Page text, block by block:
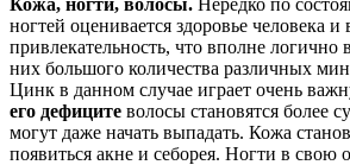
ногтей оценивается здоровье человека
привлекательность, что вполне логично
них большого количества различных
Цинк в данном случае играет очень
его дефиците волосы становятся более
могут даже начать выпадать. Кожа
появиться акне и себорея. Ногти в свою